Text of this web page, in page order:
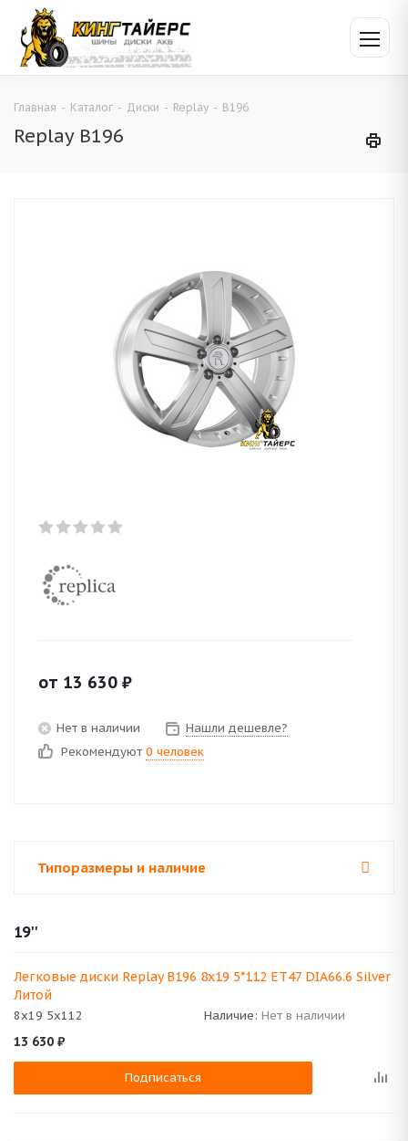
Главная - Каталог - Диски - Replay - B196
Replay B196
от 13 630 ₽
Нет в наличии
Нашли дешевле?
Рекомендуют 0 человек
Типоразмеры и наличие
19''
Легковые диски Replay B196 8x19 5*112 ET47 DIA66.6 Silver
Литой
8x19 5x112 Наличие: Нет в наличии
13 630 ₽
Подписаться